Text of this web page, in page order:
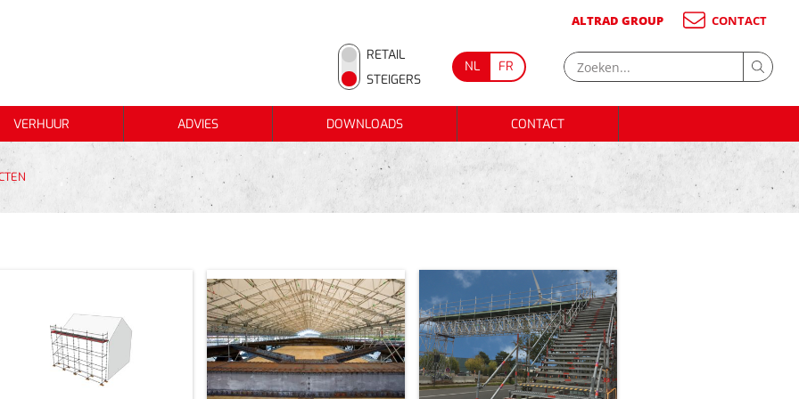
ALTRAD GROUP CONTACT
RETAIL
STEIGERS
NL FR
METSELSTEIGERPAKKET 180m²
METSELSTEIGERPAKKET 70M²
STEIGERPLANKEN
WERKBRUGGEN
ROLSTEIGERS
VERHUUR ADVIES DOWNLOADS CONTACT
VERHUUR ADVIES DOWNLOADS CONTACT